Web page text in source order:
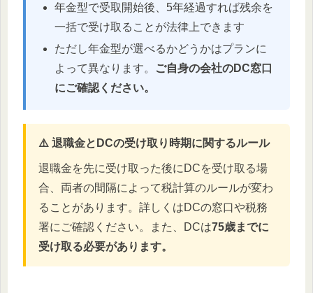
年金型で受取開始後、5年経過すれば残余を
一括で受け取ることが法律上できます
ただし年金型が選べるかどうかはプランに
よって異なります。
ご自身の会社のDC窓口
にご確認ください。
⚠️ 退職金とDCの受け取り時期に関するルール
退職金を先に受け取った後にDCを受け取る場
合、両者の間隔によって税計算のルールが変わ
ることがあります。詳しくはDCの窓口や税務
署にご確認ください。また、DCは75歳までに
受け取る必要があります。